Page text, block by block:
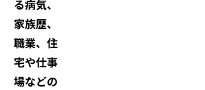
る病気、
家族歴、
職業、住
宅や仕事
場などの